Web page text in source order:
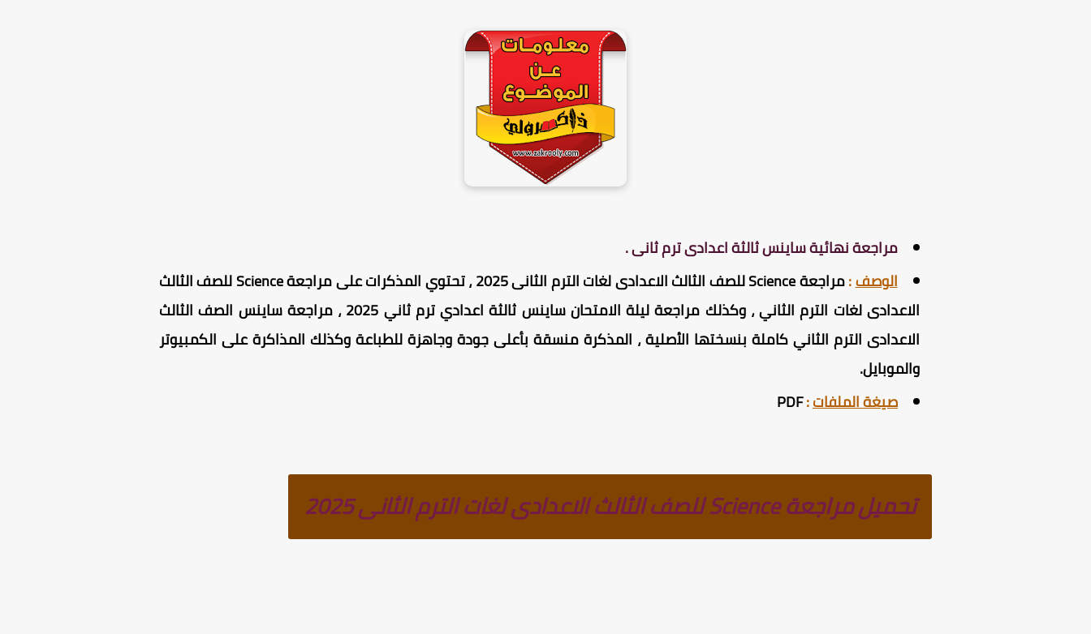
مراجعة نهائية ساينس ثالثة اعدادى ترم ثانى .
الوصف:
مراجعة Science للصف الثالث الاعدادى لغات الترم الثانى 2025 ، تحتوي المذكرات على مراجعة Science للصف الثالث
الاعدادى لغات الترم الثاني ، وكذلك مراجعة ليلة الامتحان ساينس ثالثة اعدادي ترم ثاني 2025 ، مراجعة ساينس الصف الثالث
الاعدادى الترم الثاني كاملة بنسختها الأصلية ، المذكرة منسقة بأعلى جودة وجاهزة للطباعة وكذلك المذاكرة على الكمبيوتر
والموبايل.
صيغة الملفات:
PDF
تحميل مراجعة Science للصف الثالث الاعدادى لغات الترم الثانى 2025